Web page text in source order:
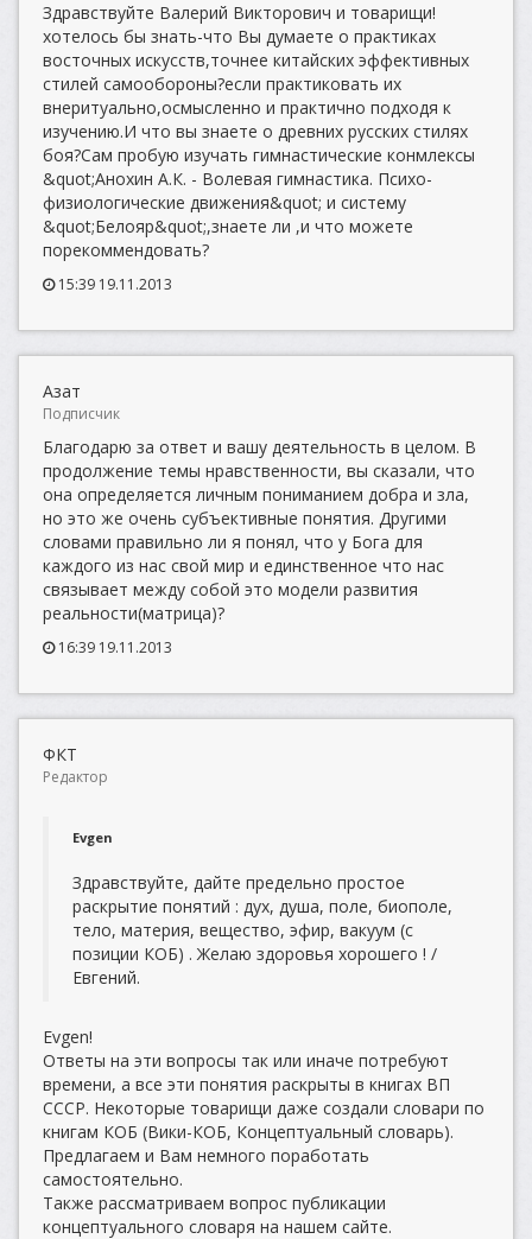
Здравствуйте Валерий Викторович и товарищи!
хотелось бы знать-что Вы думаете о практиках
восточных искусств,точнее китайских эффективных
стилей самообороны?если практиковать их
внеритуально,осмысленно и практично подходя к
изучению.И что вы знаете о древних русских стилях
боя?Сам пробую изучать гимнастические конмлексы
&quot;Анохин А.К. - Волевая гимнастика. Психо-
физиологические движения&quot; и систему
&quot;Белояр&quot;,знаете ли ,и что можете
порекоммендовать?
15:39 19.11.2013
Азат
Подписчик
Благодарю за ответ и вашу деятельность в целом. В
продолжение темы нравственности, вы сказали, что
она определяется личным пониманием добра и зла,
но это же очень субъективные понятия. Другими
словами правильно ли я понял, что у Бога для
каждого из нас свой мир и единственное что нас
связывает между собой это модели развития
реальности(матрица)?
16:39 19.11.2013
ФКТ
Редактор
Evgen
Здравствуйте, дайте предельно простое
раскрытие понятий : дух, душа, поле, биополе,
тело, материя, вещество, эфир, вакуум (с
позиции КОБ) . Желаю здоровья хорошего ! /
Евгений.
Evgen!
Ответы на эти вопросы так или иначе потребуют
времени, а все эти понятия раскрыты в книгах ВП
СССР. Некоторые товарищи даже создали словари по
книгам КОБ (Вики-КОБ, Концептуальный словарь).
Предлагаем и Вам немного поработать
самостоятельно.
Также рассматриваем вопрос публикации
концептуального словаря на нашем сайте.